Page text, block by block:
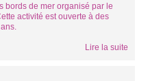
bords de mer organisé par le
activité est ouverte à des
Lire la suite